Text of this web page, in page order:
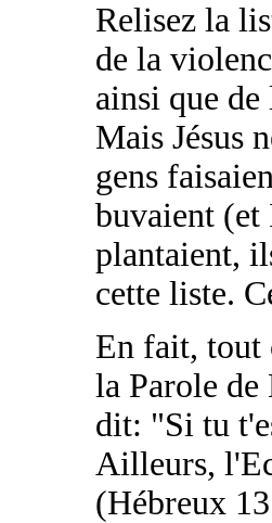
Relisez la
de la
ainsi que
Mais Jésus
gens
buvaient (et
plantaient,
cette liste.
En fait, tout
la Parole
dit: "Si tu
Ailleurs,
(Hébreux